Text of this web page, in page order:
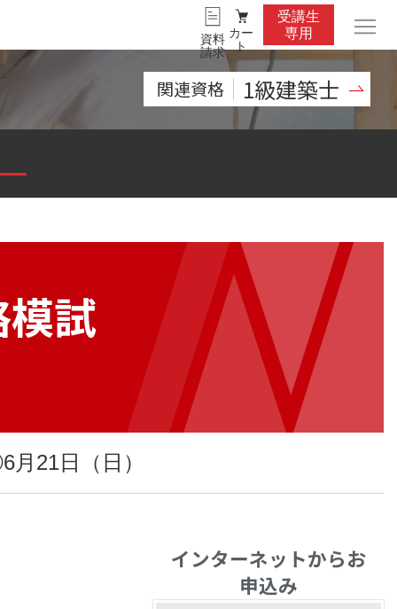
資料
請求
カー
ト
受講生
専用
関連資格 1級建築士
試
21日（日）
インターネットからお
申込み